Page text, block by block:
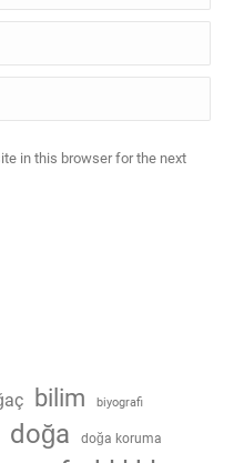
in this browser for the next
bilim biyografi
doğa doğa koruma